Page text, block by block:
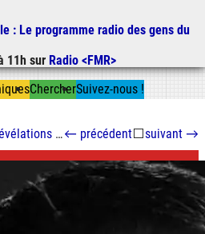
Aller au contenu
Aller à la recherche
: Le programme radio des gens du
11h sur Radio <FMR>
iquesChercherSuivez-nous !
Ex0207 Révélations Snowden, 10 ans après, première partie← précédent⬜suivant →